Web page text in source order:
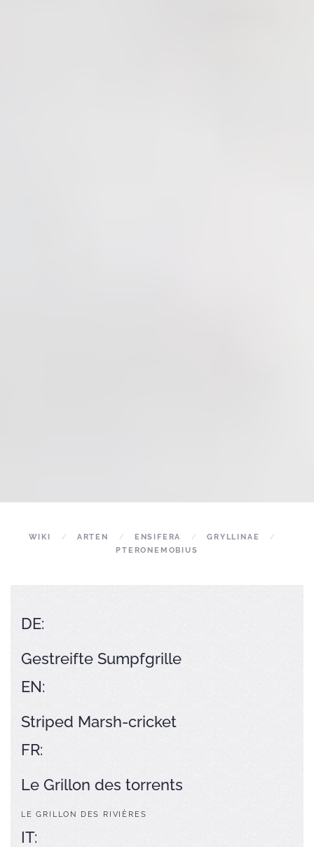
WIKI ARTEN ENSIFERA
GRYLLINAE
PTERONEMOBIUS
DE:
Gestreifte Sumpfgrille
EN:
Striped Marsh-cricket
FR:
Le Grillon des torrents
LE GRILLON DES RIVIÈRES
IT: